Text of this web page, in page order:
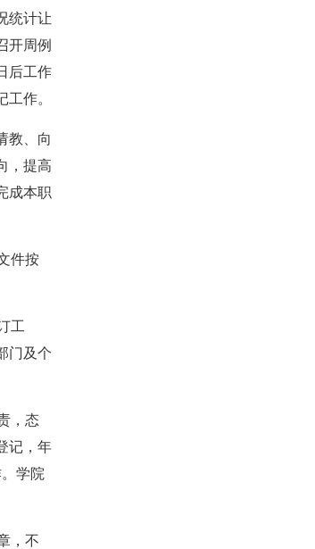
统计让
开周例
后工作
作。
教、向
，提高
成本职
件按
工
门及个
，态
记，年
学院
，不